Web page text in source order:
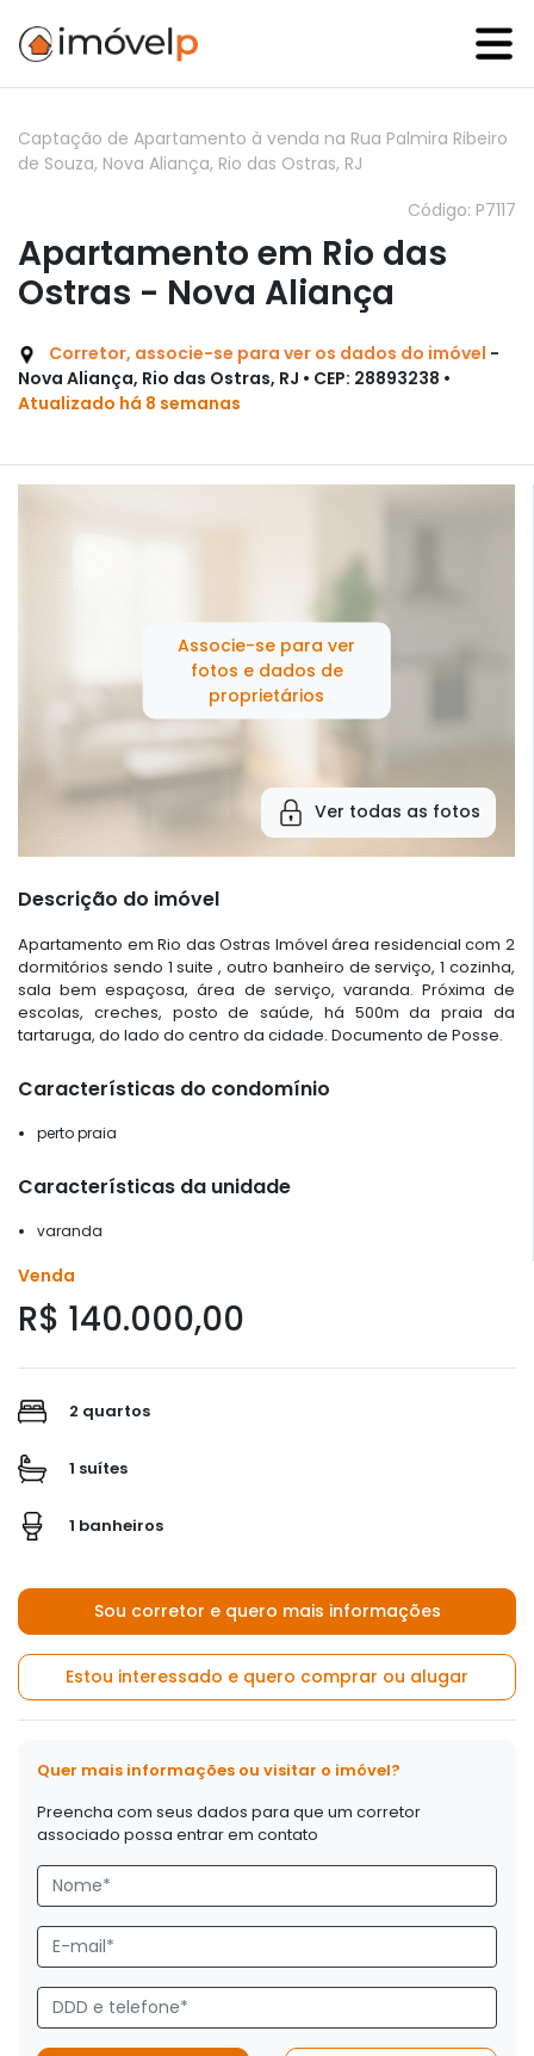
Captação de Apartamento à venda na Rua Palmira Ribeiro
de Souza, Nova Aliança, Rio das Ostras, RJ
Código: P7117
Apartamento em Rio das
Ostras - Nova Aliança
Corretor, associe-se para ver os dados do imóvel -
Nova Aliança, Rio das Ostras, RJ • CEP: 28893238 •
Atualizado há 8 semanas
Associe-se para ver
fotos e dados de
proprietários
Ver todas as fotos
Descrição do imóvel
Apartamento em Rio das Ostras Imóvel área residencial com 2
dormitórios sendo 1 suite , outro banheiro de serviço, 1 cozinha,
sala bem espaçosa, área de serviço, varanda. Próxima de
escolas, creches, posto de saúde, há 500m da praia da
tartaruga, do lado do centro da cidade. Documento de Posse.
Características do condomínio
perto praia
Características da unidade
varanda
Venda
R$ 140.000,00
2 quartos
1 suítes
1 banheiros
Sou corretor e quero mais informações
Estou interessado e quero comprar ou alugar
Quer mais informações ou visitar o imóvel?
Preencha com seus dados para que um corretor
associado possa entrar em contato